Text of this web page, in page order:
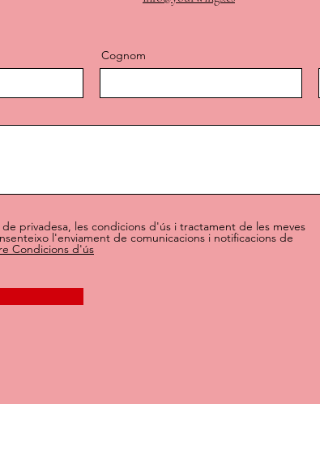
Cognom
privadesa, les condicions d'ús i tractament de les meves
l'enviament de comunicacions i notificacions de
Condicions d'ús